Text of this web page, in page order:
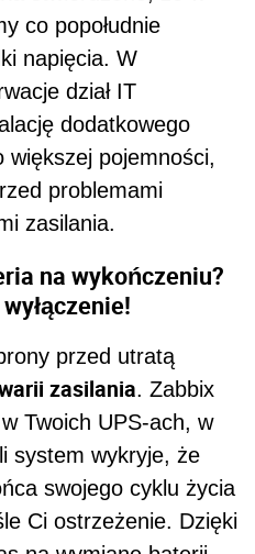
co popołudnie
napięcia. W
dział IT
dodatkowego
większej pojemności,
problemami
zasilania.
na wykończeniu?
przed utratą
zasilania. Zabbix
Twoich UPS-ach, w
system wykryje, że
swojego cyklu życia
Ci ostrzeżenie. Dzięki